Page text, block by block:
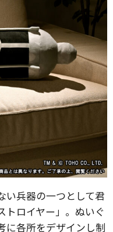
い兵器の一つとして君
トロイヤー」。ぬいぐ
に各所をデザインし制